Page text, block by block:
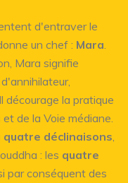
d'entraver le
un chef : Mara
Mara signifie
décourage la pratique
de la Voie médiane.
quatre déclinaisons
: les quatre
par conséquent des